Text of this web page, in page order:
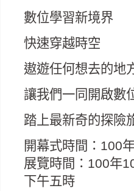
數位學習新境界
快速穿越時空
遨遊任何想去的地
讓我們一同開啟數
踏上最新奇的探險
開幕式時間：100
展覽時間：100年
下午五時